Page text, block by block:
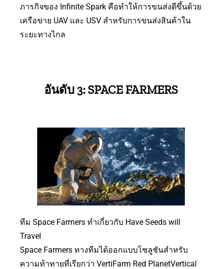
ภารกิจของ Infinite Spark คือทำให้การขนส่งดีขึ้นด้วย
เครือข่าย UAV และ USV สำหรับการขนส่งสินค้าใน
ระยะทางไกล
อันดับ 3: SPACE FARMERS
ทีม Space Farmers ทำเกี่ยวกับ Have Seeds will
Travel
Space Farmers ทางทีมได้ออกแบบโซลูชันสำหรับ
ความท้าทายที่เรียกว่า VertiFarm Red PlanetVertical